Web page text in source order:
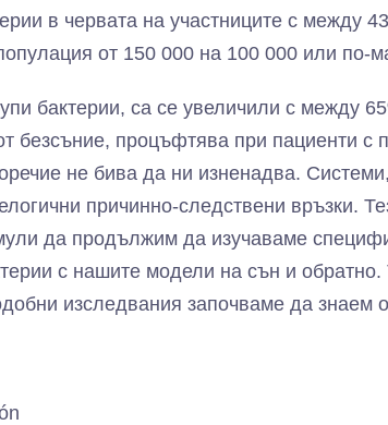
в червата на участниците с между
от 150 000 на 100 000 или по-
бактерии, са се увеличили с между
безсъние, процъфтява при пациенти с
не бива да ни изненадва.
причинно-следствени връзки.
да продължим да изучаваме
с нашите модели на сън и
изследвания започваме да знаем